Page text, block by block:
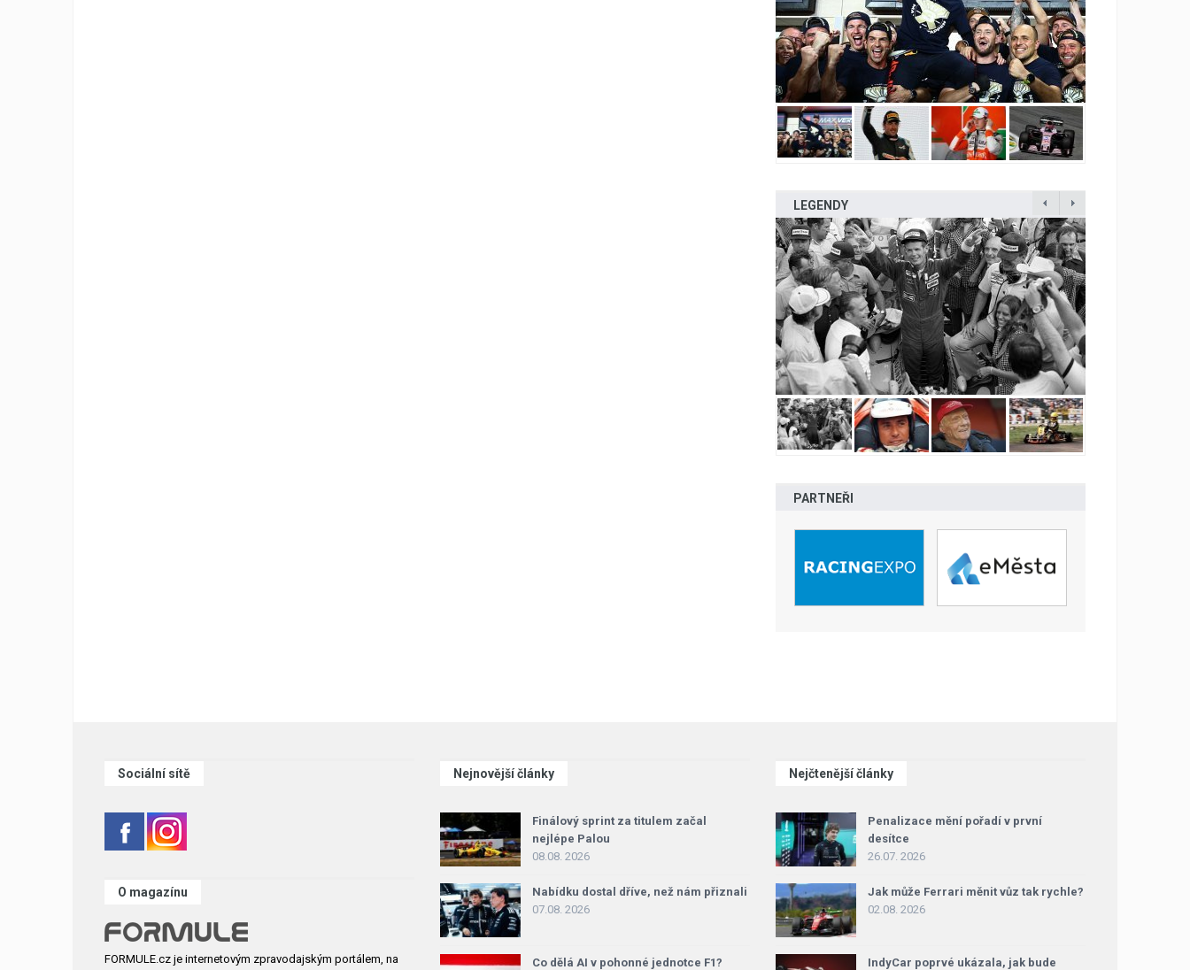
LEGENDY
PARTNEŘI
Sociální sítě
O magazínu
FORMULE.cz je internetovým zpravodajským portálem, na
Nejnovější články
Finálový sprint za titulem začal
nejlépe Palou
08.08. 2026
Nabídku dostal dříve, než nám přiznali
07.08. 2026
Co dělá AI v pohonné jednotce F1?
Nejčtenější články
Penalizace mění pořadí v první
desítce
26.07. 2026
Jak může Ferrari měnit vůz tak rychle?
02.08. 2026
IndyCar poprvé ukázala, jak bude